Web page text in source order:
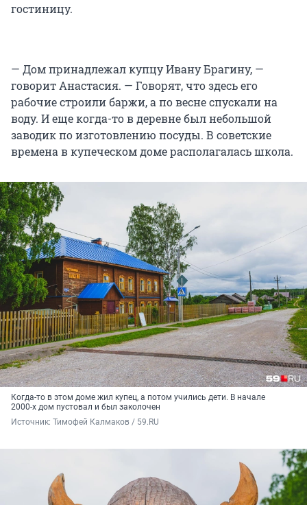
гостиницу.
— Дом принадлежал купцу Ивану Брагину, —
говорит Анастасия. — Говорят, что здесь его
рабочие строили баржи, а по весне спускали на
воду. И еще когда-то в деревне был небольшой
заводик по изготовлению посуды. В советские
времена в купеческом доме располагалась школа.
Когда-то в этом доме жил купец, а потом учились дети. В начале
2000-х дом пустовал и был заколочен
Источник: Тимофей Калмаков / 59.RU